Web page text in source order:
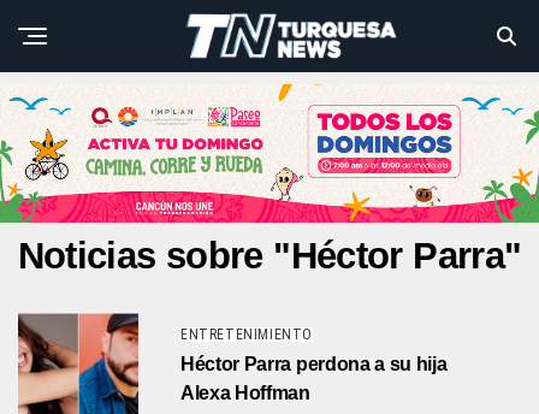
Noticias sobre "Héctor Parra"
ENTRETENIMIENTO
Héctor Parra perdona a su hija
Alexa Hoffman